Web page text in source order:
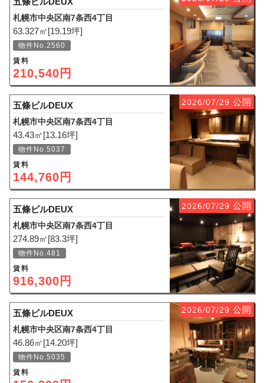
札幌市中央区南7条西4丁目
63.327㎡[19.19坪]
物件No.2560
賃料
210,540円
2026/07/29 公開
五條ビルDEUX
札幌市中央区南7条西4丁目
43.43㎡[13.16坪]
物件No.5037
賃料
144,760円
2026/07/29 公開
五條ビルDEUX
札幌市中央区南7条西4丁目
274.89㎡[83.3坪]
物件No.481
賃料
916,300円
2026/07/29 公開
五條ビルDEUX
札幌市中央区南7条西4丁目
46.86㎡[14.20坪]
物件No.5035
賃料